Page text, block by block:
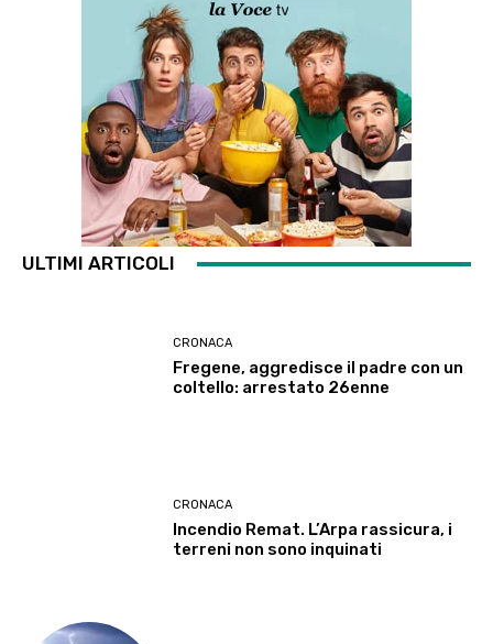
ULTIMI ARTICOLI
CRONACA
Fregene, aggredisce il padre con un
coltello: arrestato 26enne
CRONACA
Incendio Remat. L’Arpa rassicura, i
terreni non sono inquinati